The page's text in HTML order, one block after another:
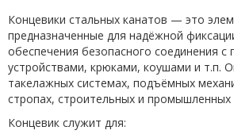
Концевики стальных канатов — это
предназначенные для надёжной
обеспечения безопасного соединения с
устройствами, крюками, коушами и т.п.
такелажных системах, подъёмных
стропах, строительных и промышленных
Концевик служит для: